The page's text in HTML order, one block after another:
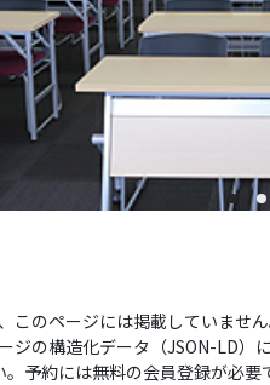
このページには掲載していませ
ジの構造化データ（JSON-LD
予約には無料の会員登録が必要